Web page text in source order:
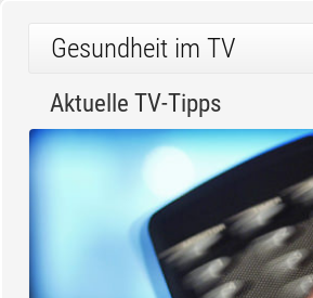
Gesundheit im TV
Aktuelle TV-Tipps